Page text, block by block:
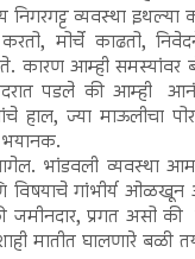
व्यवस्था
मोर्चे काढतो,
कारण आम्ही
पडले की आम्ही
हाल, ज्या माऊलीचा
भयानक.
भांडवली व्यवस्था
विषयाचे गांभीर्य
प्रगत असो की
मातीत घालणारे बळी